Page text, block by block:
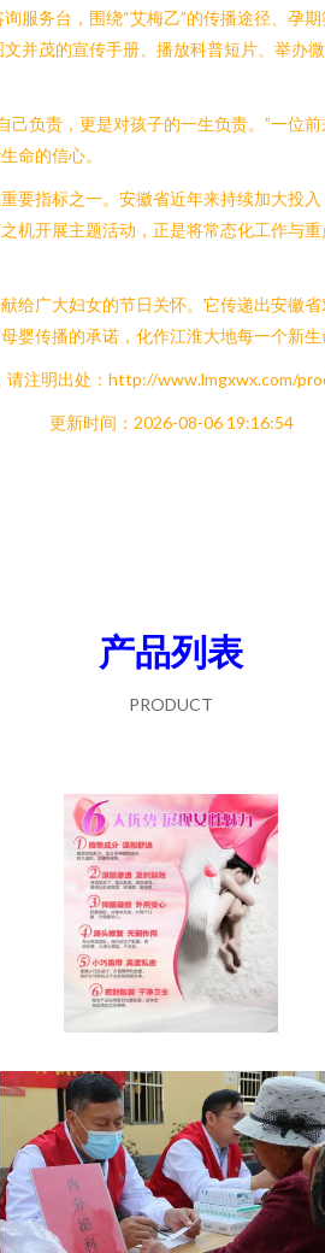
服务台，围绕“艾梅乙”的传播途径、孕
并茂的宣传手册、播放科普短片、举办
负责，更是对孩子的一生负责。”一位
命的信心。
要指标之一。安徽省近年来持续加大投
机开展主题活动，正是将常态化工作与
给广大妇女的节日关怀。它传递出安徽
婴传播的承诺，化作江淮大地每一个新生
请注明出处：http://www.lmgxwx.com/
更新时间：2026-08-06 19:16:54
产品列表
PRODUCT